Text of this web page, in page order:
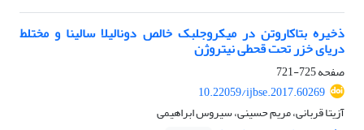
ذخیره بتاکاروتن در میکروجلبک خالص دونالیلا سالینا و مختلط
دریای خزر تحت قحطی نیتروژن
صفحه725-721
10.22059/ijbse.2017.60269
آزیتا قربانی، مریم حسینی، سیروس ابراهیمی